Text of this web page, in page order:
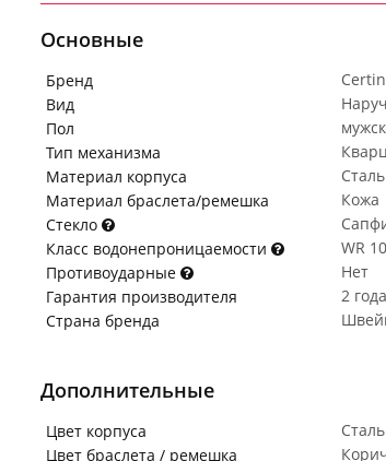
Основные
Бренд
Вид
Пол
Тип механизма
Материал корпуса
Сталь
Материал браслета/ремешка
Кожа
Стекло
Класс водонепроницаемости
WR
Противоударные
Нет
Гарантия производителя
2 года
Страна бренда
Дополнительные
Цвет корпуса
Цвет браслета / ремешка